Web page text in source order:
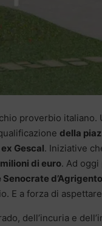
proverbio italiano.
della
Gescal. Iniziative
di euro. Ad
Senocrate d’Agrigento
E a forza di
dell’incuria e